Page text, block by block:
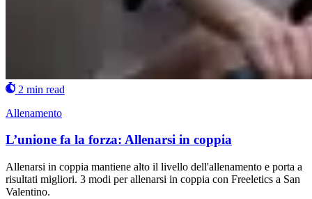
2 min read
Allenamento
L’unione fa la forza: Allenarsi in coppia
Allenarsi in coppia mantiene alto il livello dell'allenamento e porta a
risultati migliori. 3 modi per allenarsi in coppia con Freeletics a San
Valentino.